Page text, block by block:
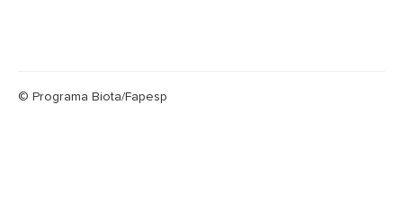
© Programa Biota/Fapesp